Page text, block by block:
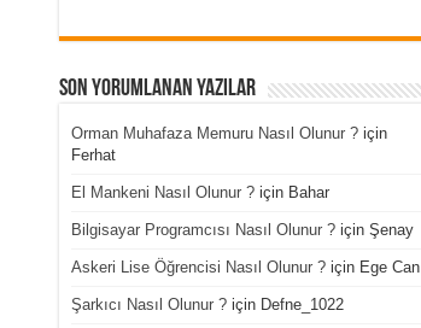
Son Yorumlanan Yazılar
Orman Muhafaza Memuru Nasıl Olunur ?için
Ferhat
El Mankeni Nasıl Olunur ?için Bahar
Bilgisayar Programcısı Nasıl Olunur ?için Şenay
Askeri Lise Öğrencisi Nasıl Olunur ?için Ege Can
Şarkıcı Nasıl Olunur ?için Defne_1022